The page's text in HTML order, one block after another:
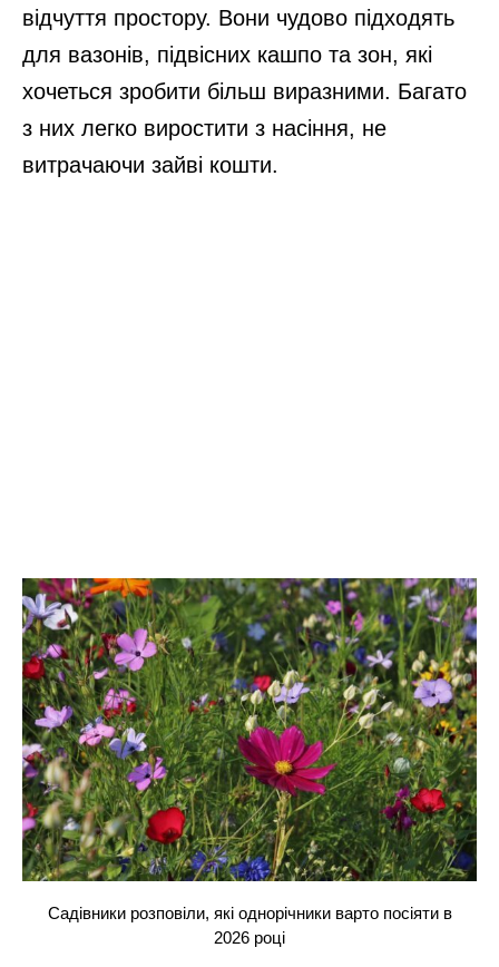
відчуття простору. Вони чудово підходять
для вазонів, підвісних кашпо та зон, які
хочеться зробити більш виразними. Багато
з них легко виростити з насіння, не
витрачаючи зайві кошти.
Садівники розповіли, які однорічники варто посіяти в
2026 році